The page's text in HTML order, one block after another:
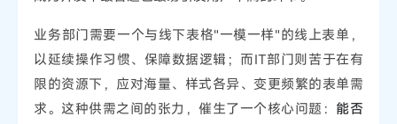
业务部门需要一个与线下表格"一模一样"的线上表单，
以延续操作习惯、保障数据逻辑；而IT部门则苦于在有
限的资源下，应对海量、样式各异、变更频繁的表单需
求。这种供需之间的张力，催生了一个核心问题： 能否